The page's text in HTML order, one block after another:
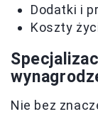
Dodatki i
Koszty
Nie bez